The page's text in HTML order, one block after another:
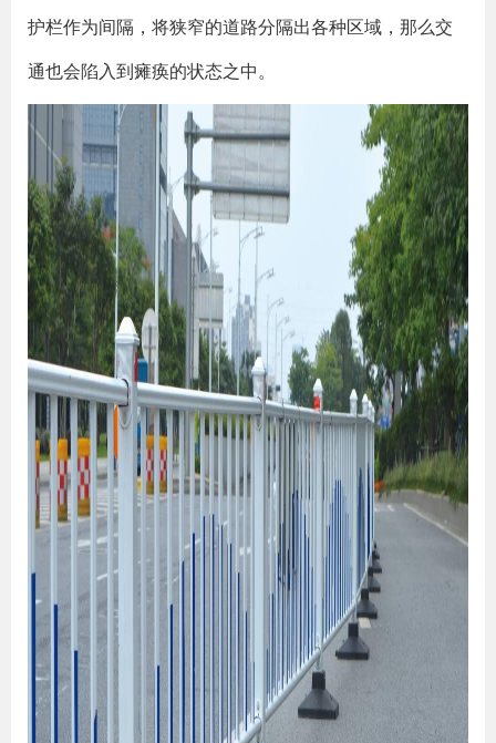
护栏作为间隔，将狭窄的道路分隔出各种区域，那么交
通也会陷入到瘫痪的状态之中。